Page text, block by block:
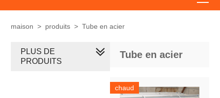
maison > produits > Tube en acier
Tube en acier
chaud
PLUS DE
PRODUITS